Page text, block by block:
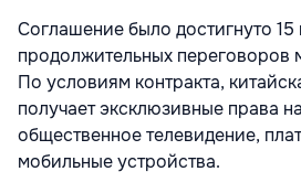
Соглашение было достигнуто
продолжительных
По условиям контракта,
получает эксклюзивные права
общественное телевидение,
мобильные устройства.